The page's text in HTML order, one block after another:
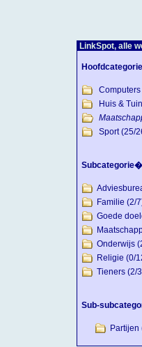
LinkSpot, alle
Computers
Huis & Tuin
Sport(25/
Familie (2/
Goede
Onderwijs
Religie (0/
Tieners (2/
Sub-
Partijen